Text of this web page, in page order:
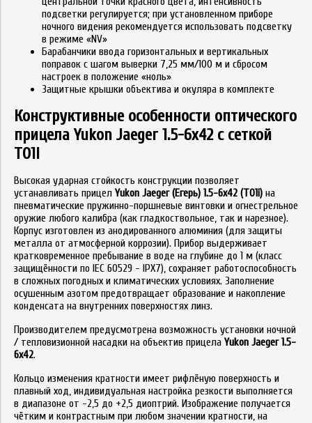
подсветки регулируется; при установленном приборе
ночного видения рекомендуется использовать подсветку
в режиме «NV»
Барабанчики ввода горизонтальных и вертикальных
поправок с шагом выверки 7,25 мм/100 м и сбросом
настроек в положение «ноль»
Защитные крышки объектива и окуляра в комплекте
Конструктивные особенности оптического
прицела Yukon Jaeger 1.5-6x42 с сеткой
T01i
Высокая ударная стойкость конструкции позволяет
устанавливать прицел Yukon Jaeger (Егерь) 1.5-6x42 (T01i) на
пневматические пружинно-поршневые винтовки и огнестрельное
оружие любого калибра (как гладкоствольное, так и нарезное).
Корпус изготовлен из анодированного алюминия (для защиты
металла от атмосферной коррозии). Прибор выдерживает
кратковременное пребывание в воде на глубине до 1 м (класс
защищённости по IEC 60529 - IPX7), сохраняет работоспособность
в сложных погодных и климатических условиях. Заполнение
осушенным азотом предотвращает образование и накопление
конденсата на внутренних поверхностях линз.
Производителем предусмотрена возможность установки ночной
/ тепловизионной насадки на объектив прицела Yukon Jaeger 1.5-
6x42.
Кольцо изменения кратности имеет рифлёную поверхность и
плавный ход, индивидуальная настройка резкости выполняется
в диапазоне от -2,5 до +2,5 диоптрий. Изображение получается
чётким и контрастным при любом значении кратности, на